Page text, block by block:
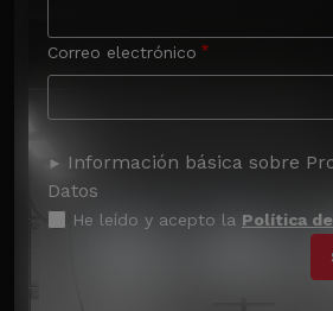
Correo electrónico
Información básica sobre
Datos
He leído y acepto la Política